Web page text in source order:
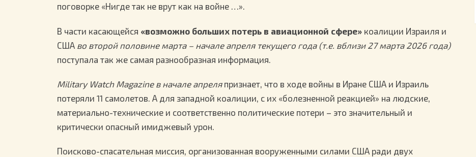
поговорке «Нигде так не врут как на войне …».
В части касающейся «возможно больших потерь в авиационной сфере» коалиции Израиля и
США во второй половине марта – начале апреля текущего года (т.е. вблизи 27 марта 2026 года)
поступала так же самая разнообразная информация.
Military Watch Magazine в начале апреляпризнает, что в ходе войны в Иране США и Израиль
потеряли 11 самолетов. А для западной коалиции, с их «болезненной реакцией» на людские,
материально-технические и соответственно политические потери – это значительный и
критически опасный имиджевый урон.
Поисково-спасательная миссия, организованная вооруженными силами США ради двух